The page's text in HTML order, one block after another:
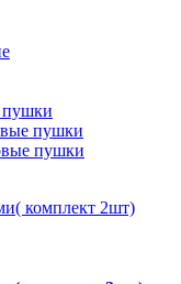
пушки
пушки
пушки